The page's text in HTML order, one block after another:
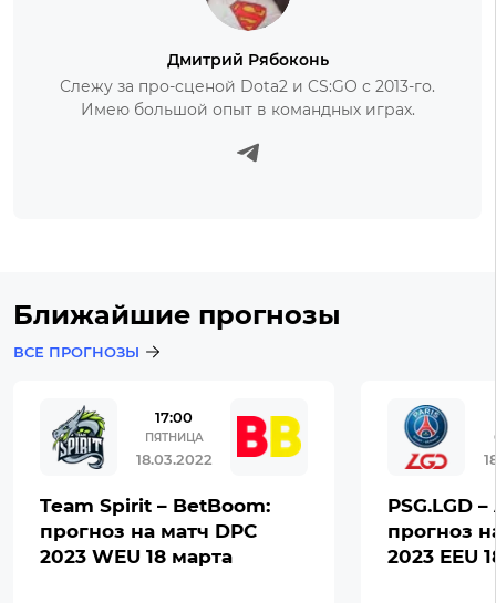
Дмитрий Рябоконь
Слежу за про-сценой Dota2 и CS:GO с 2013-го.
Имею большой опыт в командных играх.
Ближайшие прогнозы
ВСЕ ПРОГНОЗЫ
17:00
ПЯТНИЦА
18.03.2022
Team Spirit – BetBoom:
прогноз на матч DPC
2023 WEU 18 марта
PSG.LGD
прогноз
2023 EEU